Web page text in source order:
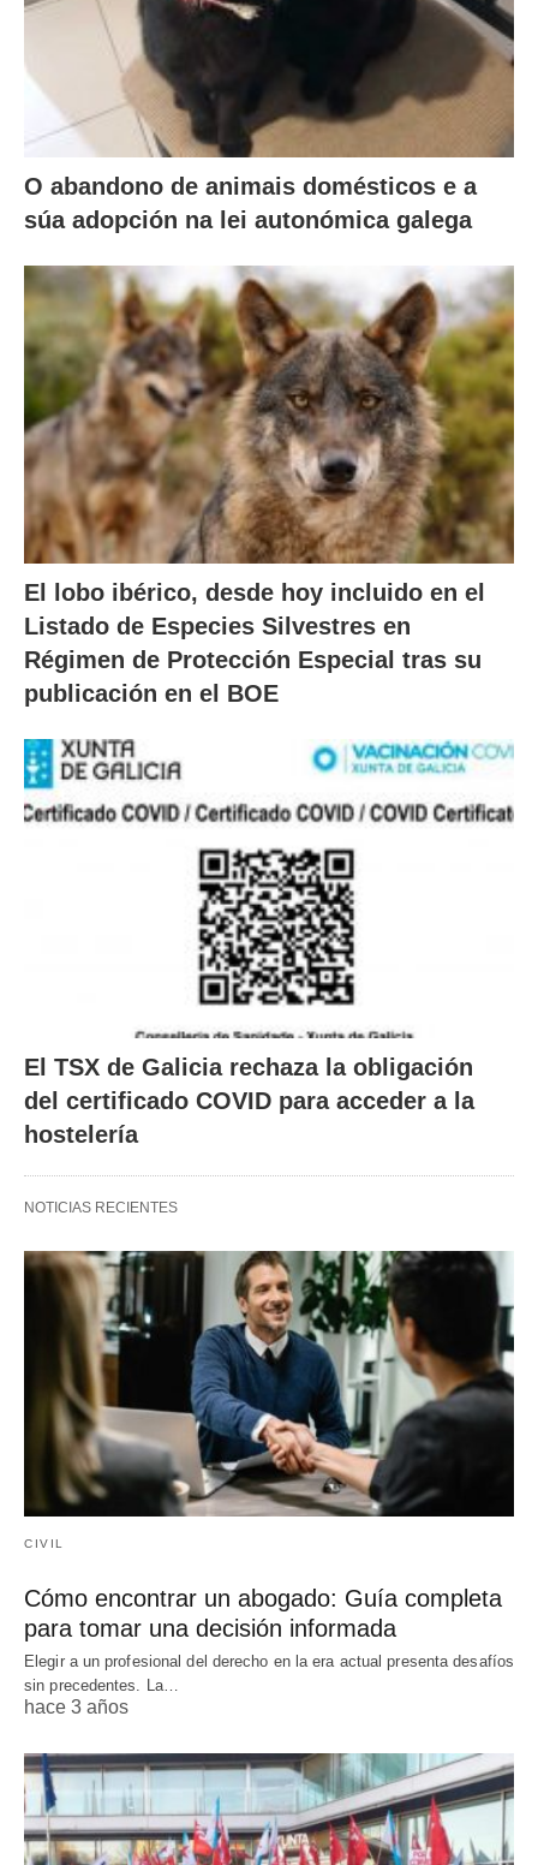
O abandono de animais domésticos e a
súa adopción na lei autonómica galega
El lobo ibérico, desde hoy incluido en el
Listado de Especies Silvestres en
Régimen de Protección Especial tras su
publicación en el BOE
El TSX de Galicia rechaza la obligación
del certificado COVID para acceder a la
hostelería
NOTICIAS RECIENTES
CIVIL
Cómo encontrar un abogado: Guía completa
para tomar una decisión informada
Elegir a un profesional del derecho en la era actual presenta desafíos
sin precedentes. La…
hace 3 años